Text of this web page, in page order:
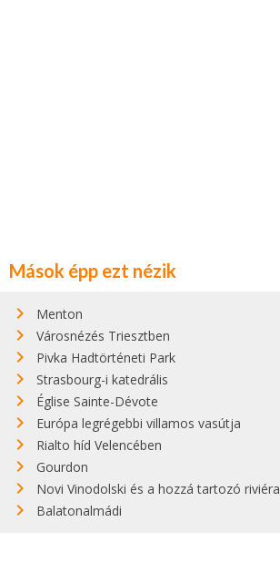
Mások épp ezt nézik
Menton
Városnézés Triesztben
Pivka Hadtörténeti Park
Strasbourg-i katedrális
Église Sainte-Dévote
Európa legrégebbi villamos vasútja
Rialto híd Velencében
Gourdon
Novi Vinodolski és a hozzá tartozó riviéra
Balatonalmádi